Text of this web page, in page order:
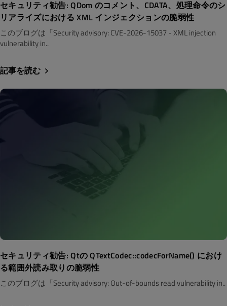
セキュリティ勧告: QDom のコメント、CDATA、処理命令のシ
リアライズにおける XML インジェクションの脆弱性
このブログは「Security advisory: CVE-2026-15037 - XML injection
vulnerability in..
記事を読む
セキュリティ勧告: Qtの QTextCodec::codecForName() におけ
る範囲外読み取りの脆弱性
このブログは「Security advisory: Out-of-bounds read vulnerability in..